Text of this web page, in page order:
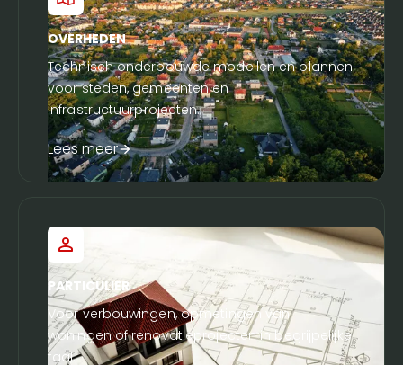
OVERHEDEN
Technisch onderbouwde modellen en plannen
voor steden, gemeenten en
infrastructuurprojecten.
Lees meer
PARTICULIER
Voor verbouwingen, opmetingen van
woningen of renovatieprojecten in begrijpelijke
taal.